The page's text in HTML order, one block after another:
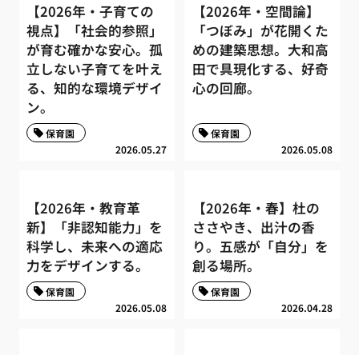
【2026年・子育ての
視点】「社会的参照」
が育む確かな安心。孤
立しない子育てを叶え
る、知的な環境デザイ
ン。
2026.05.27
保育園
【2026年・空間論】
「つぼみ」が花開くた
めの建築思想。大和高
田で具現化する、好奇
心の回廊。
2026.05.08
保育園
【2026年・教育革
新】「非認知能力」を
科学し、未来への適応
力をデザインする。
2026.05.08
保育園
【2026年・春】杜の
ささやき、出汁の香
り。五感が「自分」を
創る場所。
2026.04.28
保育園